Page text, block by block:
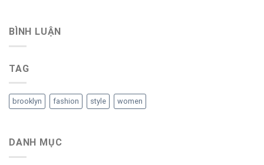
BÌNH LUẬN
TAG
brooklyn fashion style women
DANH MỤC